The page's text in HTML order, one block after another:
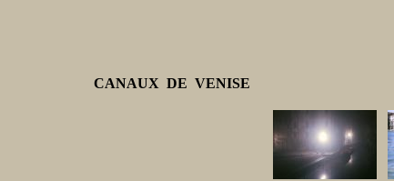
CANAUX DE VENISE